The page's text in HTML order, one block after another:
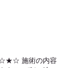
施術の内容